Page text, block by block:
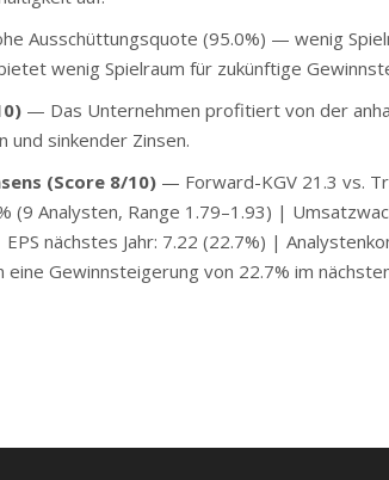
Ausschüttungsquote (95.0%) — wenig
wenig Spielraum für zukünftige
— Das Unternehmen profitiert von der
und sinkender Zinsen.
(Score 8/10)— Forward-KGV 21.3 vs.
(9 Analysten, Range 1.79–1.93) |
nächstes Jahr: 7.22 (22.7%) |
Gewinnsteigerung von 22.7% im